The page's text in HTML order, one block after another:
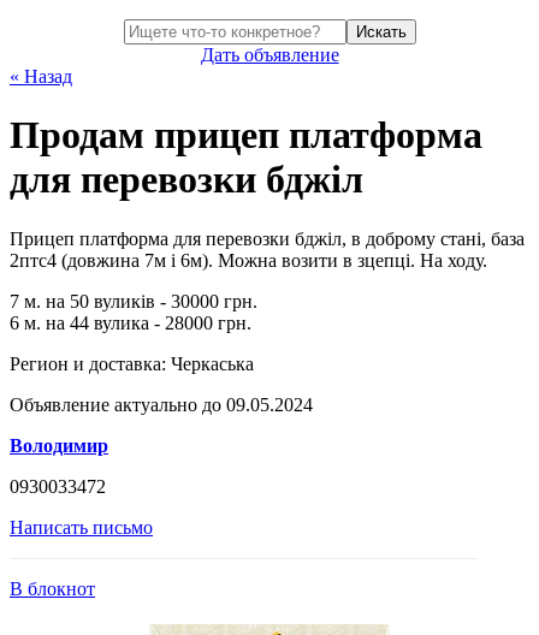
Искать
Дать объявление
« Назад
Продам прицеп платформа
для перевозки бджіл
Прицеп платформа для перевозки бджіл, в доброму стані, база
2птс4 (довжина 7м і 6м). Можна возити в зцепці. На ходу.
7 м. на 50 вуликів - 30000 грн.
6 м. на 44 вулика - 28000 грн.
Регион и доставка: Черкаська
Объявление актуально до 09.05.2024
Володимир
0930033472
Написать письмо
В блокнот